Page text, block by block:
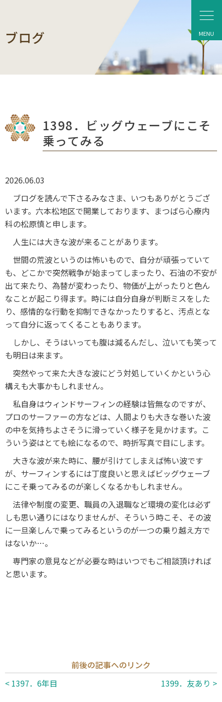
ブログ
1398．ビッグウェーブにこそ
乗ってみる
2026.06.03
ブログを読んで下さるみなさま、いつもありがとうござ
います。六本松地区で開業しております、まつばら心療内
科の松原慎と申します。
人生には大きな波が来ることがあります。
世間の荒波というのは怖いもので、自分が頑張っていて
も、どこかで突然戦争が始まってしまったり、石油の不安が
出て来たり、為替が変わったり、物価が上がったりと色ん
なことが起こり得ます。時には自分自身が判断ミスをした
り、感情的な行動を抑制できなかったりすると、汚点とな
って自分に返ってくることもあります。
しかし、そうはいっても腹は減るんだし、泣いても笑って
も明日は来ます。
突然やって来た大きな波にどう対処していくかという心
構えも大事かもしれません。
私自身はウィンドサーフィンの経験は皆無なのですが、
プロのサーファーの方などは、人間よりも大きな巻いた波
の中を気持ちよさそうに滑っていく様子を見かけます。こ
ういう姿はとても絵になるので、時折写真で目にします。
大きな波が来た時に、腰が引けてしまえば怖い波です
が、サーフィンするには丁度良いと思えばビッグウェーブ
にこそ乗ってみるのが楽しくなるかもしれません。
法律や制度の変更、職員の入退職など環境の変化は必ず
しも思い通りにはなりませんが、そういう時こそ、その波
に一旦楽しんで乗ってみるというのが一つの乗り越え方で
はないか…。
専門家の意見などが必要な時はいつでもご相談頂ければ
と思います。
前後の記事へのリンク
< 1397．6年目
1399．友あり >